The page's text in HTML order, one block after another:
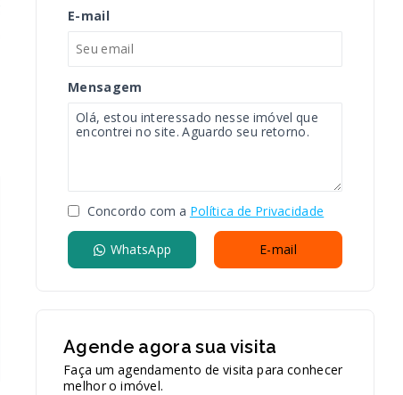
E-mail
Mensagem
Concordo com a Política de Privacidade
WhatsApp E-mail
Agende agora sua visita
Faça um agendamento de visita para conhecer
melhor o imóvel.